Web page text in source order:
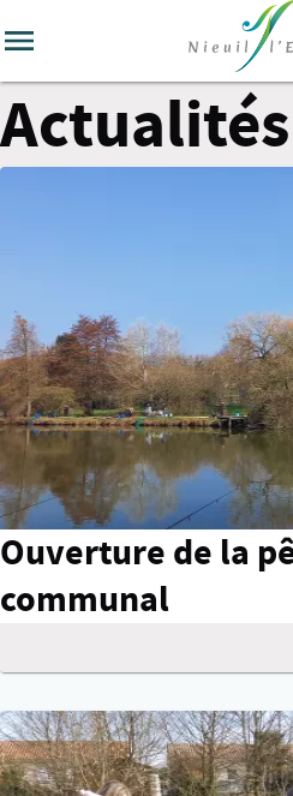
Actualités
Ouverture de la
communal